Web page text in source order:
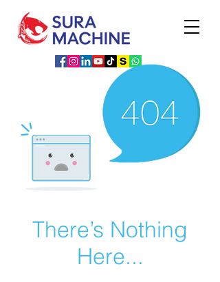
There’s Nothing
Here...